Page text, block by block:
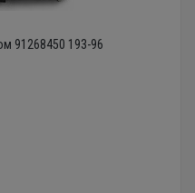
91268450 193-96